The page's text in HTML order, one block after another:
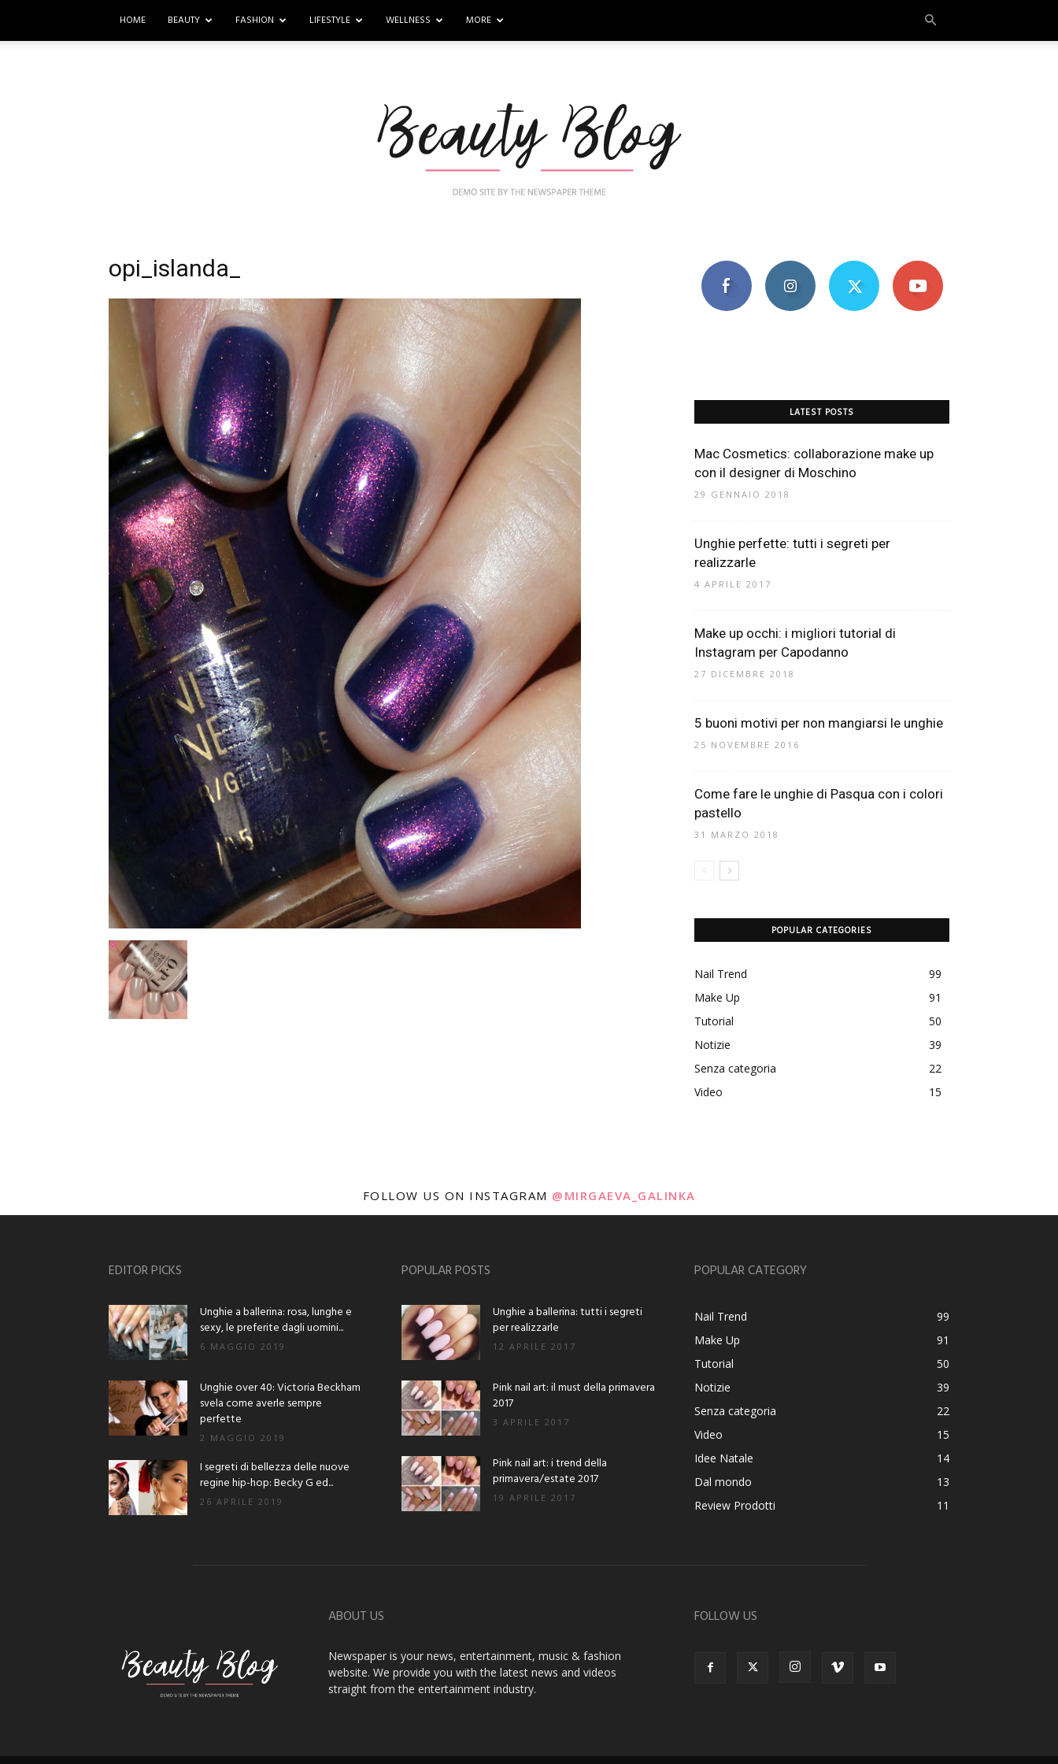
HOME BEAUTY FASHION LIFESTYLE WELLNESS MORE
Mania
opi_islanda_
LATEST POSTS
Mac Cosmetics: collaborazione make up
con il designer di Moschino
29 GENNAIO 2018
Unghie perfette: tutti i segreti per
realizzarle
4 APRILE 2017
Make up occhi: i migliori tutorial di
Instagram per Capodanno
27 DICEMBRE 2018
5 buoni motivi per non mangiarsi le unghie
25 NOVEMBRE 2016
Come fare le unghie di Pasqua con i colori
pastello
31 MARZO 2018
POPULAR CATEGORIES
Nail Trend
99
Make Up
91
Tutorial
50
Notizie
39
Senza categoria
22
Video
15
FOLLOW US ON INSTAGRAM @MIRGAEVA_GALINKA
EDITOR PICKS
Unghie a ballerina: rosa, lunghe e
sexy, le preferite dagli uomini...
6 MAGGIO 2019
Unghie over 40: Victoria Beckham
svela come averle sempre
perfette
2 MAGGIO 2019
I segreti di bellezza delle nuove
regine hip-hop: Becky G ed...
26 APRILE 2019
POPULAR POSTS
Unghie a ballerina: tutti i segreti
per realizzarle
12 APRILE 2017
Pink nail art: il must della primavera
2017
3 APRILE 2017
Pink nail art: i trend della
primavera/estate 2017
19 APRILE 2017
POPULAR CATEGORY
Nail Trend
99
Make Up
91
Tutorial
50
Notizie
39
Senza categoria
22
Video
15
Idee Natale
14
Dal mondo
13
Review Prodotti
11
ABOUT US
Newspaper is your news, entertainment, music & fashion
website. We provide you with the latest news and videos
straight from the entertainment industry.
FOLLOW US